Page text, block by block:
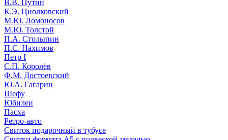
В.В. Путин
К.Э. Циолковский
М.Ю. Ломоносов
М.Ю. Толстой
П.А. Столыпин
П.С. Нахимов
Петр I
С.П. Королёв
Ф.М. Достоевский
Ю.А. Гагарин
Шефу
Юбилеи
Пасха
Ретро-авто
Свиток подарочный в тубусе